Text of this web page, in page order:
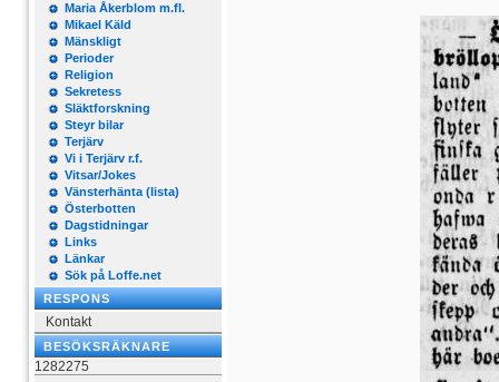
Maria Åkerblom m.fl.
Mikael Käld
Mänskligt
Perioder
Religion
Sekretess
Släktforskning
Steyr bilar
Terjärv
Vi i Terjärv r.f.
Vitsar/Jokes
Vänsterhänta (lista)
Österbotten
Dagstidningar
Links
Länkar
Sök på Loffe.net
RESPONS
Kontakt
BESÖKSRÄKNARE
1282275